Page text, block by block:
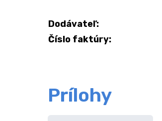
Dodávateľ:
Číslo faktúry:
Prílohy